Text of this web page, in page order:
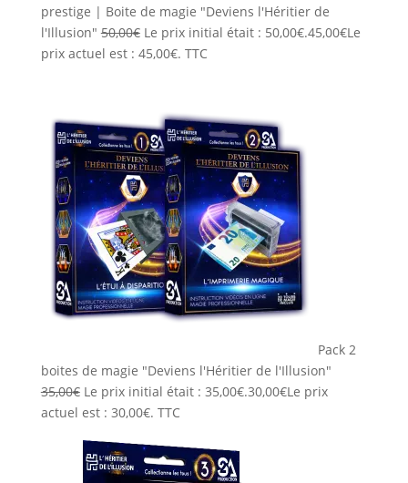
prestige | Boite de magie "Deviens l'Héritier de
l'Illusion" 50,00€ Le prix initial était : 50,00€.45,00€Le
prix actuel est : 45,00€. TTC
Pack 2
boites de magie "Deviens l'Héritier de l'Illusion"
35,00€ Le prix initial était : 35,00€.30,00€Le prix
actuel est : 30,00€. TTC